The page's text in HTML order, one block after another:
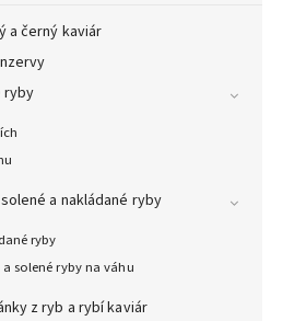
a černý kaviár
ryby
a nakládané ryby
ryby
a solené ryby na váhu
z ryb a rybí kaviár